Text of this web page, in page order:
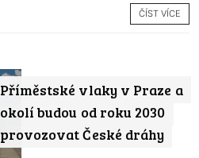
ČÍST VÍCE
Příměstské vlaky v Praze a
okolí budou od roku 2030
provozovat České dráhy